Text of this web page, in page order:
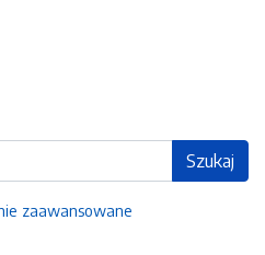
Szukaj
zaawansowane